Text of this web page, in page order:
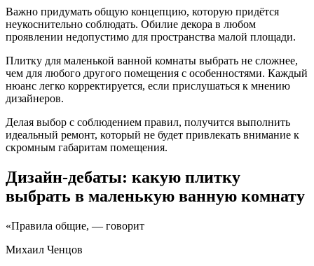
Важно придумать общую концепцию, которую придётся
неукоснительно соблюдать. Обилие декора в любом
проявлении недопустимо для пространства малой площади.
Плитку для маленькой ванной комнаты выбрать не сложнее,
чем для любого другого помещения с особенностями. Каждый
нюанс легко корректируется, если прислушаться к мнению
дизайнеров.
Делая выбор с соблюдением правил, получится выполнить
идеальный ремонт, который не будет привлекать внимание к
скромным габаритам помещения.
Дизайн-дебаты: какую плитку
выбрать в маленькую ванную комнату
«Правила общие, — говорит
Михаил Ченцов